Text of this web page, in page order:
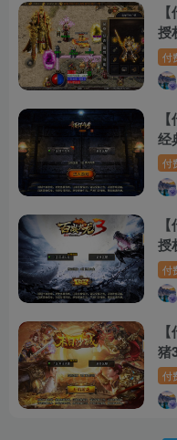
授
手
版
冲
付
经
游
苹
付
授
手
双
网
付
猪
战
频
神
付